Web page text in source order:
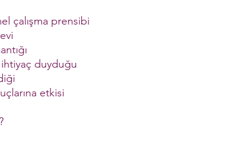
çalışma prensibi
duyduğu
etkisi